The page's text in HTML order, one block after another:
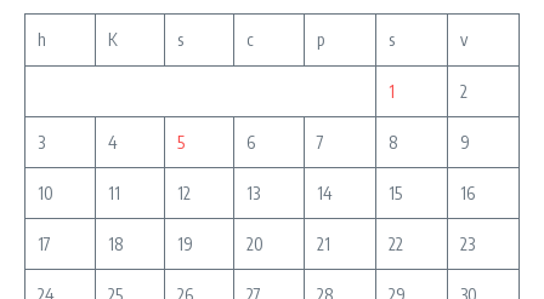
h K s c p s v
1 2
3 4 5 6 7 8 9
10 11 12 13 14 15 16
17 18 19 20 21 22 23
24 25 26 27 28 29 30